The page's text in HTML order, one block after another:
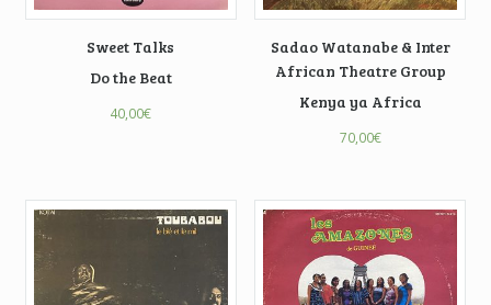
Sweet Talks
Do the Beat
40,00€
Sadao Watanabe & Inter
African Theatre Group
Kenya ya Africa
70,00€